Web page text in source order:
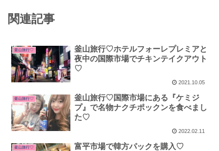
関連記事
釜山旅行♡
釜山旅行♡ホテルフォーレプレミアと
夜中の国際市場でチキンテイクアウト
♡
2021.10.05
釜山旅行♡
釜山旅行♡国際市場にある『ケミジ
プ』で名物ナクチポックンを食べまし
た♡
2022.02.11
釜山旅行♡ 富平市場で韓方パックを購入♡